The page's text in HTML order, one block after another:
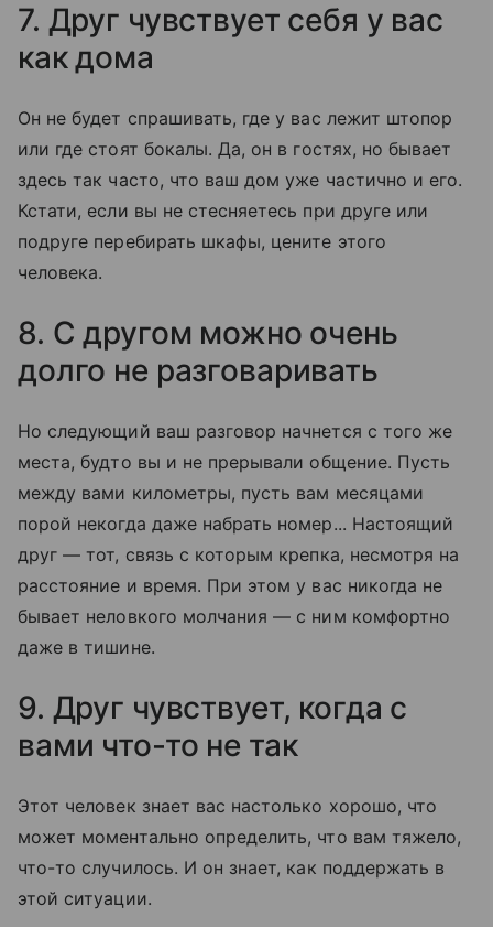
7. Друг чувствует себя у вас
как дома
Он не будет спрашивать, где у вас лежит штопор
или где стоят бокалы. Да, он в гостях, но бывает
здесь так часто, что ваш дом уже частично и его.
Кстати, если вы не стесняетесь при друге или
подруге перебирать шкафы, цените этого
человека.
8. С другом можно очень
долго не разговаривать
Но следующий ваш разговор начнется с того же
места, будто вы и не прерывали общение. Пусть
между вами километры, пусть вам месяцами
порой некогда даже набрать номер... Настоящий
друг — тот, связь с которым крепка, несмотря на
расстояние и время. При этом у вас никогда не
бывает неловкого молчания — с ним комфортно
даже в тишине.
9. Друг чувствует, когда с
вами что-то не так
Этот человек знает вас настолько хорошо, что
может моментально определить, что вам тяжело,
что-то случилось. И он знает, как поддержать в
этой ситуации.